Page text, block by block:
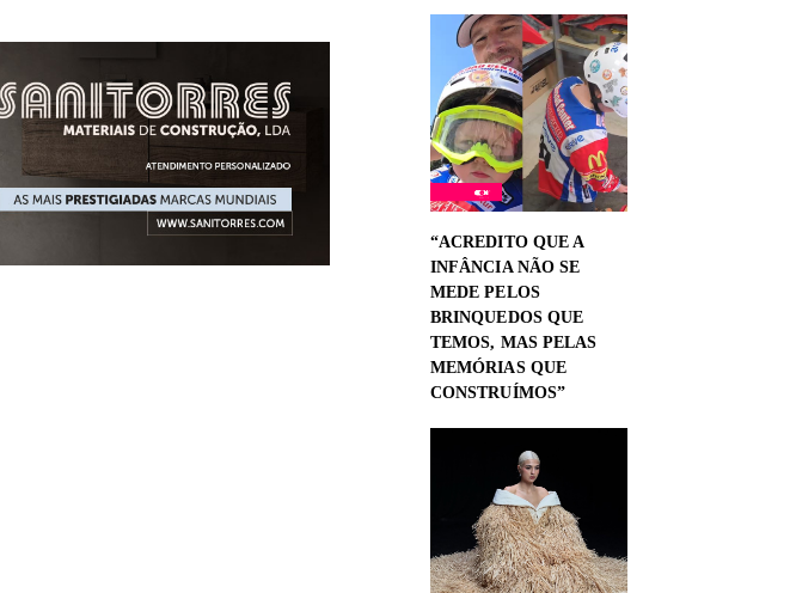
“ACREDITO QUE A
INFÂNCIA NÃO SE
MEDE PELOS
BRINQUEDOS QUE
TEMOS, MAS PELAS
MEMÓRIAS QUE
CONSTRUÍMOS”